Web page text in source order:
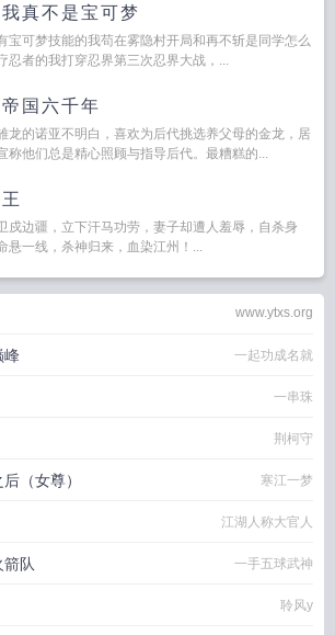
真不是宝可梦
宝可梦技能的我苟在雾隐村开局和再不斩是同学怎么
忍者的我打穿忍界第三次忍界大战，...
国六千年
龙的诺亚不明白，喜欢为后代挑选养父母的金龙，居
称他们总是精心照顾与指导后代。最糟糕的...
戍边疆，立下汗马功劳，妻子却遭人羞辱，自杀身
悬一线，杀神归来，血染江州！...
www.ytxs.org
峰 一起功成名就
一串珠
荆柯守
（女尊） 寒江一梦
江湖人称大官人
队 一手五球武神
聆风y